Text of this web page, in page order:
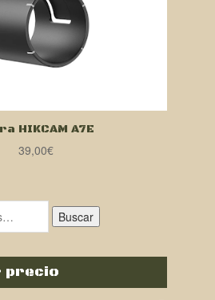
HIKCAM A7E
39,00€
Buscar
precio